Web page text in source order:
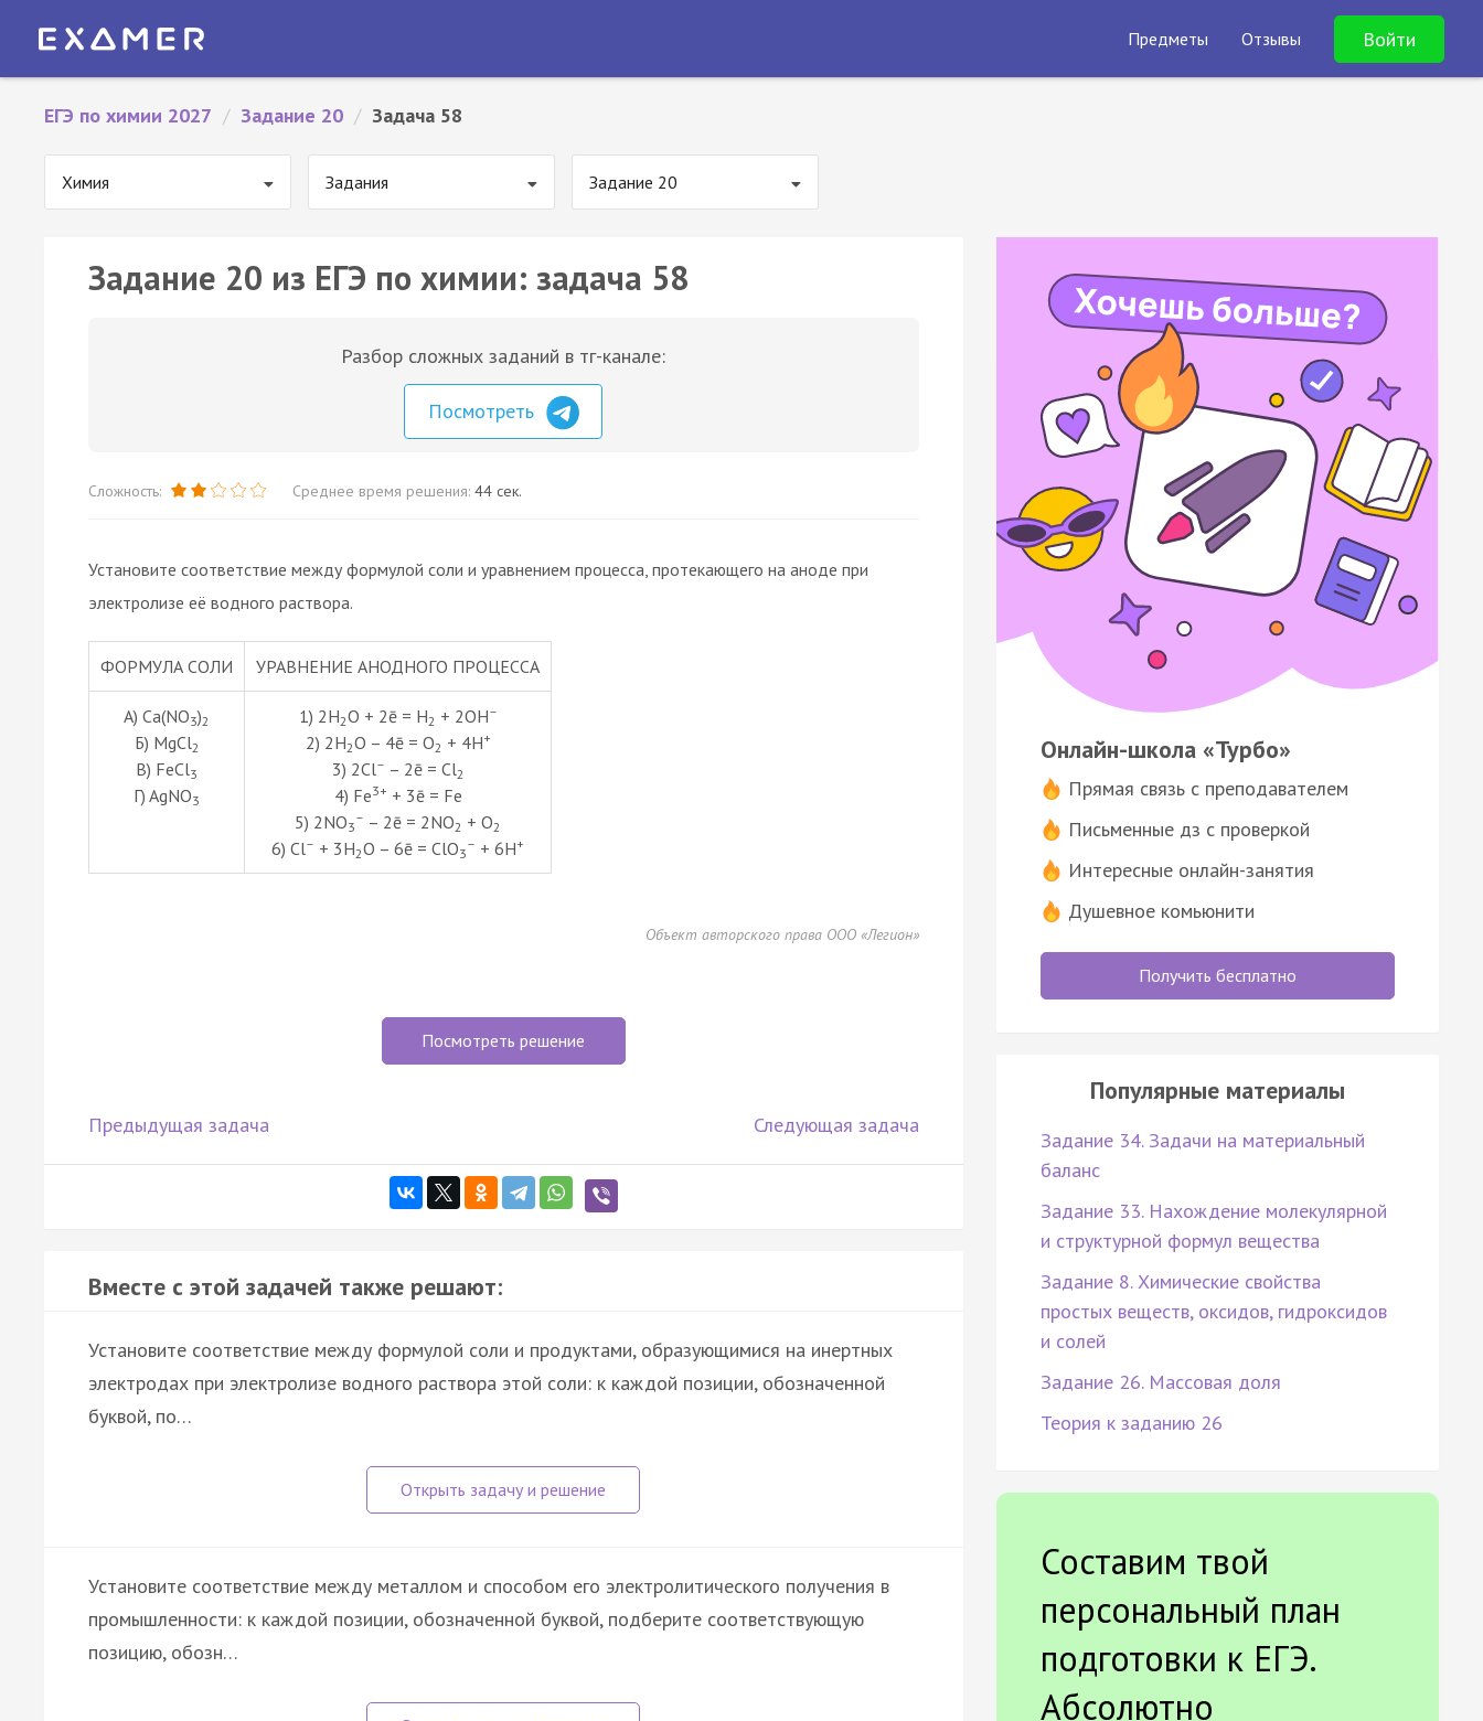
Предметы Отзывы Войти
ЕГЭ по химии 2027 / Задание 20 / Задача 58
Химия Задания Задание 20
Задание 20 из ЕГЭ по химии: задача 58
Разбор сложных заданий в тг-канале:
Посмотреть
Сложность: Среднее время решения: 44 сек.
Установите соответствие между формулой соли и уравнением процесса, протекающего на аноде при
электролизе её водного раствора.
ФОРМУЛА СОЛИ УРАВНЕНИЕ АНОДНОГО ПРОЦЕССА
А) Ca(NO3)2
Б) MgCl2
В) FeCl3
Г) AgNO3
1) 2H2O + 2ē = H2 + 2OH–
2) 2H2O – 4ē = O2 + 4H+
3) 2Cl– – 2ē = Cl2
4) Fe3+ + 3ē = Fe
5) 2NO3
– – 2ē = 2NO2 + O2
6) Cl– + 3H2O – 6ē = ClO3
– + 6H+
Объект авторского права ООО «Легион»
Посмотреть решение
Предыдущая задача Следующая задача
Вместе с этой задачей также решают:
Установите соответствие между формулой соли и продуктами, образующимися на инертных
электродах при электролизе водного раствора этой соли: к каждой позиции, обозначенной
буквой, по…
Установите соответствие между металлом и способом его электролитического получения в
промышленности: к каждой позиции, обозначенной буквой, подберите соответствующую
позицию, обозн…
Онлайн-школа «Турбо»
Прямая связь с преподавателем
Письменные дз с проверкой
Интересные онлайн-занятия
Душевное комьюнити
Получить бесплатно
Популярные материалы
Задание 34. Задачи на материальный
баланс
Задание 33. Нахождение молекулярной
и структурной формул вещества
Задание 8. Химические свойства
простых веществ, оксидов, гидроксидов
и солей
Задание 26. Массовая доля
Теория к заданию 26
Составим твой
персональный план
подготовки к ЕГЭ.
Абсолютно